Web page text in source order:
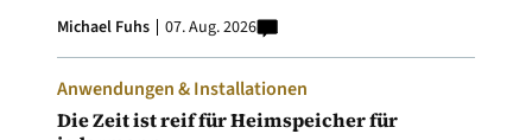
Michael Fuhs 07. Aug. 2026
Anwendungen & Installationen
Die Zeit ist reif für Heimspeicher für